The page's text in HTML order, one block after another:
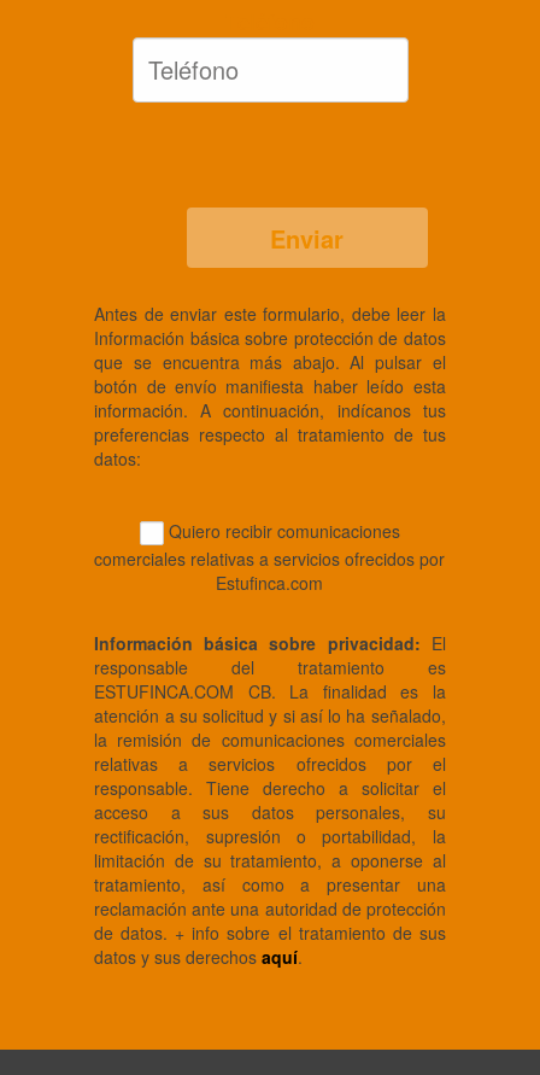
Enviar
Antes de enviar este formulario, debe leer la
Información básica sobre protección de datos
que se encuentra más abajo. Al pulsar el
botón de envío manifiesta haber leído esta
información. A continuación, indícanos tus
preferencias respecto al tratamiento de tus
datos:
Quiero recibir comunicaciones
comerciales relativas a servicios ofrecidos por
Estufinca.com
Información básica sobre privacidad: El
responsable del tratamiento es
ESTUFINCA.COM CB. La finalidad es la
atención a su solicitud y si así lo ha señalado,
la remisión de comunicaciones comerciales
relativas a servicios ofrecidos por el
responsable. Tiene derecho a solicitar el
acceso a sus datos personales, su
rectificación, supresión o portabilidad, la
limitación de su tratamiento, a oponerse al
tratamiento, así como a presentar una
reclamación ante una autoridad de protección
de datos. + info sobre el tratamiento de sus
datos y sus derechosaquí.